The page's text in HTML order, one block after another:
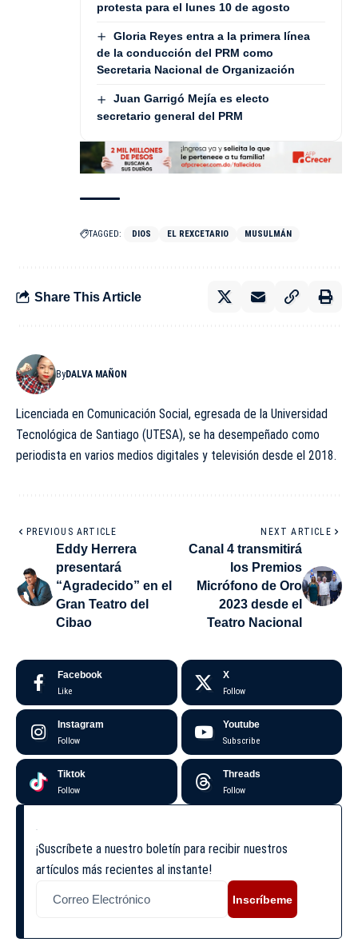
protesta para el lunes 10 de agosto
Gloria Reyes entra a la primera línea
de la conducción del PRM como
Secretaria Nacional de Organización
Juan Garrigó Mejía es electo
secretario general del PRM
TAGGED: DIOS EL REXCETARIO MUSULMÁN
Share This Article
ByDALVA MAÑON
Licenciada en Comunicación Social, egresada de la Universidad
Tecnológica de Santiago (UTESA), se ha desempeñado como
periodista en varios medios digitales y televisión desde el 2018.
PREVIOUS ARTICLE
Eddy Herrera
presentará
“Agradecido” en el
Gran Teatro del
Cibao
NEXT ARTICLE
Canal 4 transmitirá
los Premios
Micrófono de Oro
2023 desde el
Teatro Nacional
Facebook
Like
X
Follow
Instagram
Follow
Youtube
Subscribe
Tiktok
Follow
Threads
Follow
¡Suscríbete a nuestro boletín para recibir nuestros
artículos más recientes al instante!
Inscríbeme